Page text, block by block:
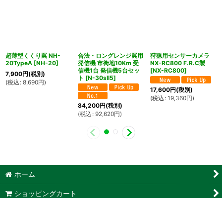
超薄型くくり罠 NH-
20TypeA [NH-20]
7,900円(税別)
(税込 : 8,690円)
合法・ロングレンジ罠用
発信機 市街地10Km 受
信機1台 発信機5台セッ
ト [N-30sII5]
84,200円(税別)
(税込 : 92,620円)
狩猟用センサーカメラ
NX-RC800 F.R.C製
[NX-RC800]
17,600円(税別)
(税込 : 19,360円)
ホーム
ショッピングカート